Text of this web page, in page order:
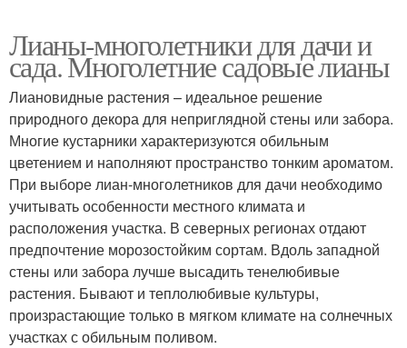
Лианы-многолетники для дачи и
сада. Многолетние садовые лианы
Лиановидные растения – идеальное решение
природного декора для неприглядной стены или забора.
Многие кустарники характеризуются обильным
цветением и наполняют пространство тонким ароматом.
При выборе лиан-многолетников для дачи необходимо
учитывать особенности местного климата и
расположения участка. В северных регионах отдают
предпочтение морозостойким сортам. Вдоль западной
стены или забора лучше высадить тенелюбивые
растения. Бывают и теплолюбивые культуры,
произрастающие только в мягком климате на солнечных
участках с обильным поливом.